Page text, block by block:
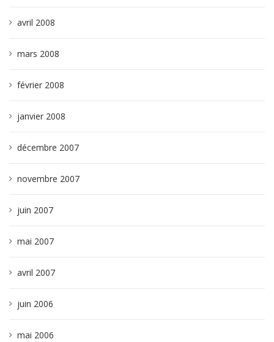
avril 2008
mars 2008
février 2008
janvier 2008
décembre 2007
novembre 2007
juin 2007
mai 2007
avril 2007
juin 2006
mai 2006